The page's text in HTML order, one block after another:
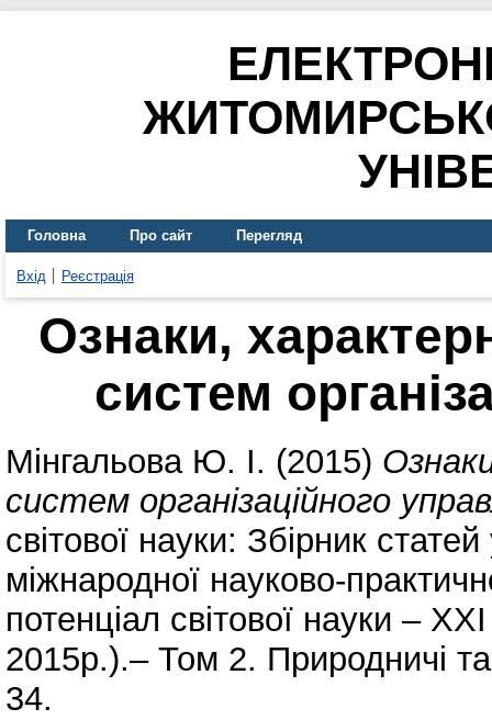
Головна Про сайт Перегляд
Вхід Реєстрація
Ознаки,
систем
Мінгальова Ю. І. (2015)
систем організаційного
світової науки: Збірник
міжнародної науково-
потенціал світової науки –
2015р.).– Том 2. Природничі
34.